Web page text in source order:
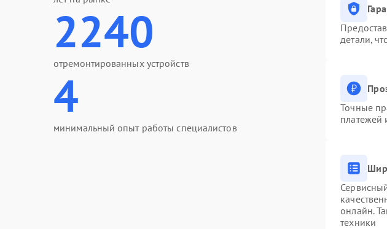
2240
отремонтированных устройств
4
минимальный опыт работы специалистов
детали,
Точные
платежей
онлайн.
техники